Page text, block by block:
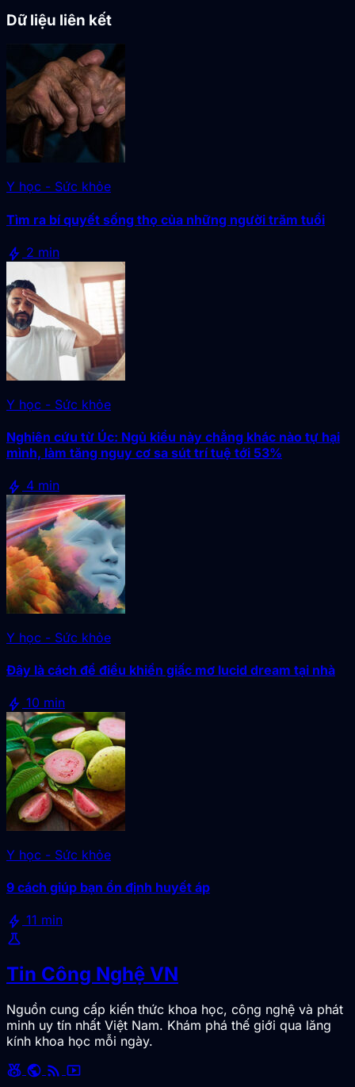
Dữ liệu liên kết
Y học - Sức khỏe
Tìm ra bí quyết sống thọ của những người trăm tuổi
bolt 2 min
Y học - Sức khỏe
Nghiên cứu từ Úc: Ngủ kiểu này chẳng khác nào tự hại
mình, làm tăng nguy cơ sa sút trí tuệ tới 53%
bolt 4 min
Y học - Sức khỏe
Đây là cách để điều khiển giấc mơ lucid dream tại nhà
bolt 10 min
Y học - Sức khỏe
9 cách giúp bạn ổn định huyết áp
bolt 11 min
science
Tin Công Nghệ VN
Nguồn cung cấp kiến thức khoa học, công nghệ và phát
minh uy tín nhất Việt Nam. Khám phá thế giới qua lăng
kính khoa học mỗi ngày.
social_leaderboard public rss_feed smart_display